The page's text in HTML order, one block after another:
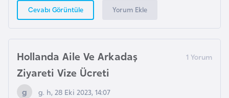
Cevabı Görüntüle Yorum Ekle
Hollanda Aile Ve Arkadaş
Ziyareti Vize Ücreti
g. h, 28 Eki 2023, 14:07
n
y
a